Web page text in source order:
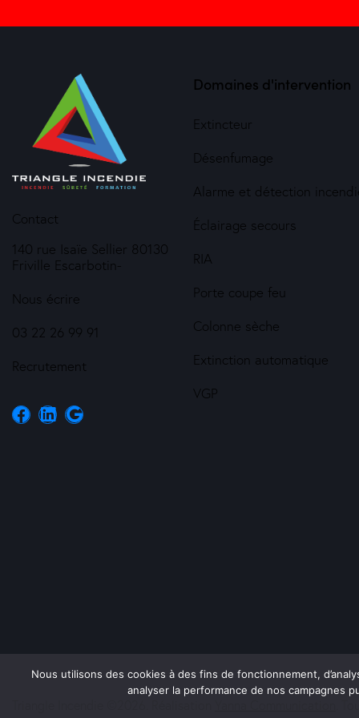
Contact
140 rue Isaïe Sellier 80130
Friville Escarbotin-
Nous écrire
03 22 26 99 91
Recrutement
Domaines d'intervention
Extincteur
Désenfumage
Alarme et détection
Éclairage secours
RIA
Porte coupe feu
Colonne sèche
Extinction automatique
VGP
Nous utilisons des cookies à des fins de fonctionnement,
analyser la performance de nos campagnes